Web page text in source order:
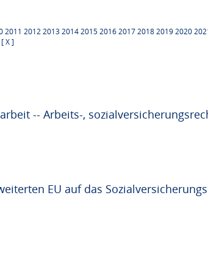
2011 201220132014201520162017201820192020
[ X ]
-- Arbeits-,
EU auf das